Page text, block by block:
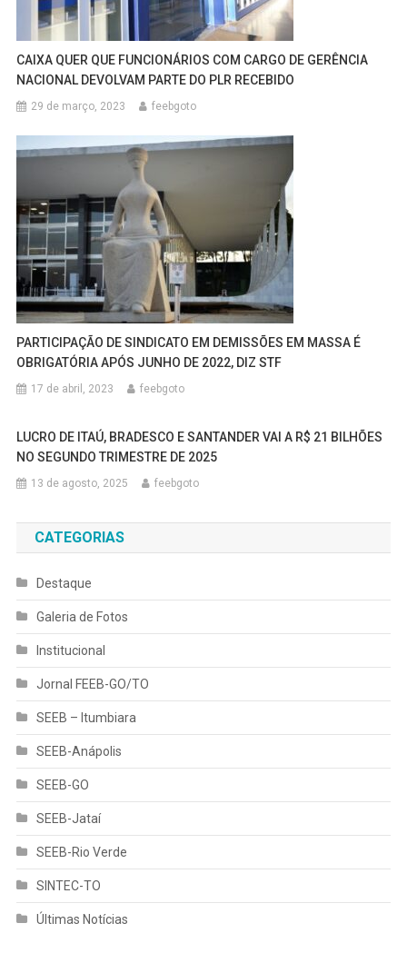
CAIXA QUER QUE FUNCIONÁRIOS COM CARGO DE GERÊNCIA
NACIONAL DEVOLVAM PARTE DO PLR RECEBIDO
29 de março, 2023 feebgoto
PARTICIPAÇÃO DE SINDICATO EM DEMISSÕES EM MASSA É
OBRIGATÓRIA APÓS JUNHO DE 2022, DIZ STF
17 de abril, 2023 feebgoto
LUCRO DE ITAÚ, BRADESCO E SANTANDER VAI A R$ 21 BILHÕES
NO SEGUNDO TRIMESTRE DE 2025
13 de agosto, 2025 feebgoto
CATEGORIAS
Destaque
Galeria de Fotos
Institucional
Jornal FEEB-GO/TO
SEEB – Itumbiara
SEEB-Anápolis
SEEB-GO
SEEB-Jataí
SEEB-Rio Verde
SINTEC-TO
Últimas Notícias